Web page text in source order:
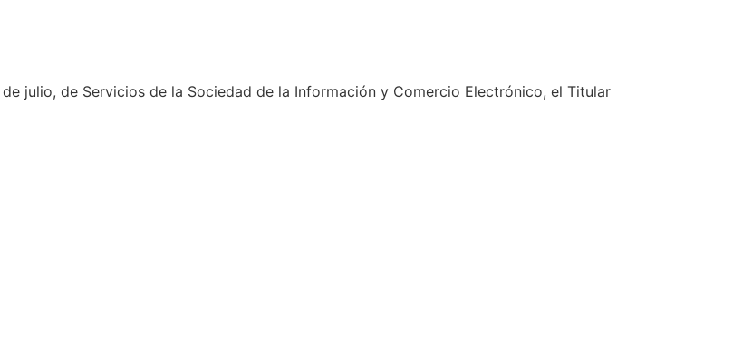
julio, de Servicios de la Sociedad de la Información y Comercio Electrónico, el Titular